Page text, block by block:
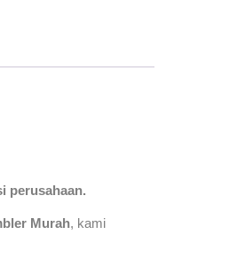
perusahaan.
Murah, kami